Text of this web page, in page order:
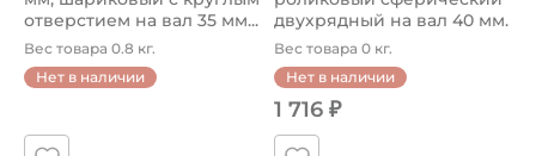
отверстием на вал 35 мм...
Вес товара 0.8 кг.
Нет в наличии
двухрядный на вал 40 мм.
А...
Вес товара 0 кг.
Нет в наличии
1 716 ₽